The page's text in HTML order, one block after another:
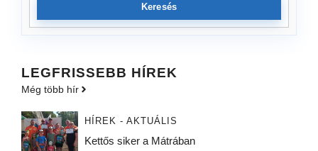
Keresés
LEGFRISSEBB HÍREK
Még több hír
HÍREK - AKTUÁLIS
Kettős siker a Mátrában